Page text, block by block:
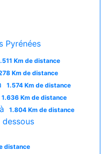
Pyrénées
Km de distance
Km de distance
1.574 Km de distance
1.636 Km de distance
1.804 Km de distance
distance